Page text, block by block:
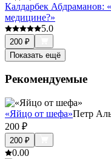
Калдарбек Абдраманов:
медицине?»
5.0
200 ₽
Показать ещё
Рекомендуемые
«Яйцо от шефа»Петр
200 ₽
200 ₽
0.00